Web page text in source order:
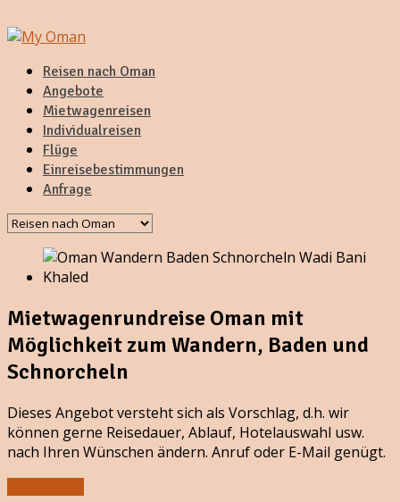
Reisen nach Oman
Angebote
Mietwagenreisen
Individualreisen
Flüge
Einreisebestimmungen
Anfrage
Mietwagenrundreise Oman mit
Möglichkeit zum Wandern, Baden und
Schnorcheln
Dieses Angebot versteht sich als Vorschlag, d.h. wir
können gerne Reisedauer, Ablauf, Hotelauswahl usw.
nach Ihren Wünschen ändern. Anruf oder E-Mail genügt.